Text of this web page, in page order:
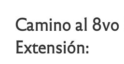
Camino al 8vo
Extensión: